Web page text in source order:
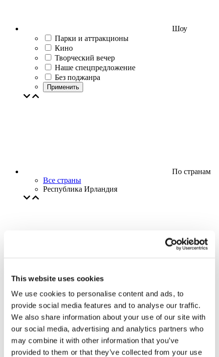
This website uses cookies
We use cookies to personalise content and ads, to
provide social media features and to analyse our traffic.
We also share information about your use of our site with
our social media, advertising and analytics partners who
may combine it with other information that you’ve
provided to them or that they’ve collected from your use
Шоу
Парки и аттракционы
Кино
Творческий вечер
Наше спецпредложение
Без поджанра
Применить
По странам
Все страны
Республика Ирландия